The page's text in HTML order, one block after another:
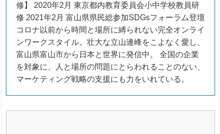
修】 2020年2月 東京都内教育委員会小中学校教員研
修 2021年2月 富山県県民総参加SDGsフォーラム登壇
コロナ以前から時間と場所に縛られない完全オンライ
ンワークスタイル。壮大な立山連峰をこよなく愛し、
富山県富山市から日本と世界に発信中。 全国の企業
を対象に、人と場所の問題にとらわれることのない、
マーケティング戦略の支援にも力をいれている。